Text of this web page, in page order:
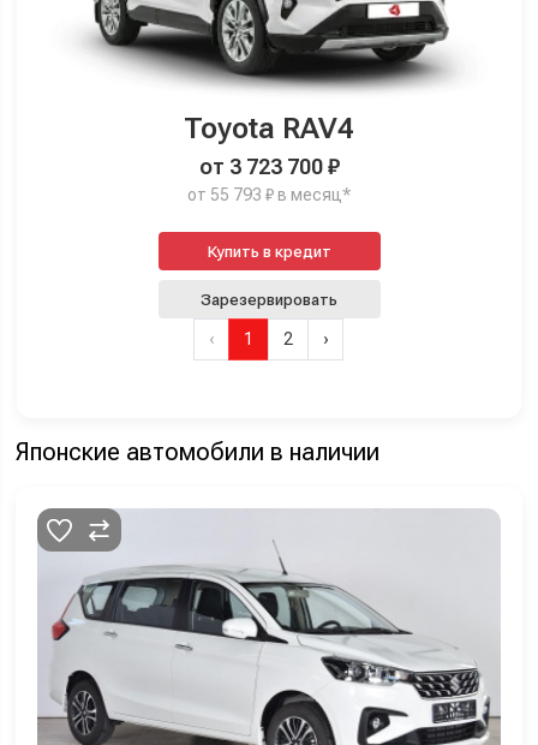
Toyota RAV4
от 3 723 700 ₽
от 55 793 ₽ в месяц*
Купить в кредит
Зарезервировать
‹ 1 2 ›
Японские автомобили в наличии